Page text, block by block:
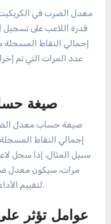
معدل الضرب في
قدرة اللاعب على
إجمالي النقاط
عدد المرات التي تم
صيغة
صيغة حساب معدل
إجمالي النقاط
لتقييم الأداء عبر صيغ مختلفة من اللعبة.
عوامل تؤثر